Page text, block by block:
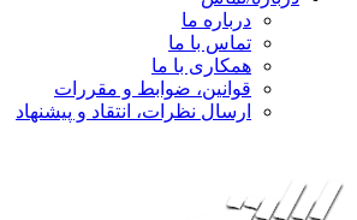
درباره ما
تماس با ما
همکاری با ما
قوانین، ضوابط و مقررات
ارسال نظرات، انتقاد و پیشنهاد